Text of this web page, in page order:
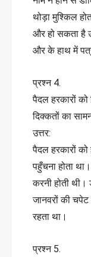
थोड़ा मुश्किल
और हो सकता है
और के हाथ में
प्रश्न 4.
पैदल हरकारों
दिक्कतों का
उत्तर:
पैदल हरकारों
पहुँचना होता
करनी होती
जानवरों की
रहता था।
प्रश्न 5.